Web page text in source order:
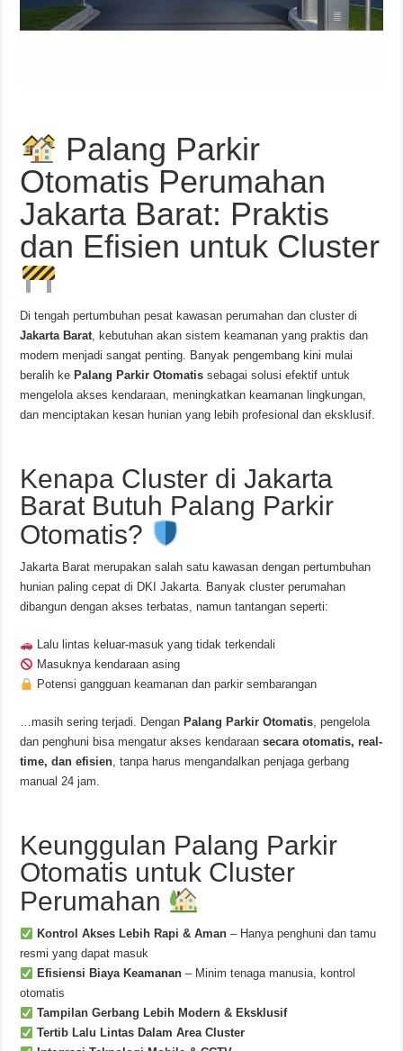
Palang Parkir
Otomatis Perumahan
Jakarta Barat: Praktis
dan Efisien untuk Cluster
Di tengah pertumbuhan pesat kawasan perumahan dan cluster di
Jakarta Barat, kebutuhan akan sistem keamanan yang praktis dan
modern menjadi sangat penting. Banyak pengembang kini mulai
beralih ke Palang Parkir Otomatis sebagai solusi efektif untuk
mengelola akses kendaraan, meningkatkan keamanan lingkungan,
dan menciptakan kesan hunian yang lebih profesional dan eksklusif.
Kenapa Cluster di Jakarta
Barat Butuh Palang Parkir
Otomatis?
Jakarta Barat merupakan salah satu kawasan dengan pertumbuhan
hunian paling cepat di DKI Jakarta. Banyak cluster perumahan
dibangun dengan akses terbatas, namun tantangan seperti:
Lalu lintas keluar-masuk yang tidak terkendali
Masuknya kendaraan asing
Potensi gangguan keamanan dan parkir sembarangan
…masih sering terjadi. Dengan Palang Parkir Otomatis, pengelola
dan penghuni bisa mengatur akses kendaraansecara otomatis, real-
time, dan efisien, tanpa harus mengandalkan penjaga gerbang
manual 24 jam.
Keunggulan Palang Parkir
Otomatis untuk Cluster
Perumahan
Kontrol Akses Lebih Rapi & Aman – Hanya penghuni dan tamu
resmi yang dapat masuk
Efisiensi Biaya Keamanan – Minim tenaga manusia, kontrol
otomatis
Tampilan Gerbang Lebih Modern & Eksklusif
Tertib Lalu Lintas Dalam Area Cluster